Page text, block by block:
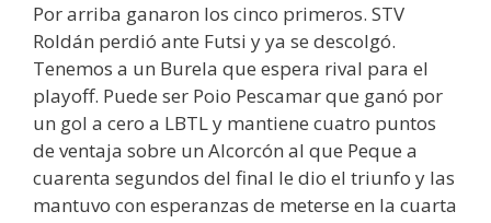
Por arriba ganaron los cinco primeros. STV
Roldán perdió ante Futsi y ya se descolgó.
Tenemos a un Burela que espera rival para el
playoff. Puede ser Poio Pescamar que ganó por
un gol a cero a LBTL y mantiene cuatro puntos
de ventaja sobre un Alcorcón al que Peque a
cuarenta segundos del final le dio el triunfo y las
mantuvo con esperanzas de meterse en la cuarta